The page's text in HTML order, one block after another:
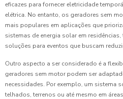
eficazes para fornecer eletricidade
elétrica. No entanto, os geradores sem
mais populares em aplicações que
sistemas de energia solar em
soluções para eventos que buscam
Outro aspecto a ser considerado é a
geradores sem motor podem ser
necessidades. Por exemplo, um sistema
telhados, terrenos ou até mesmo em